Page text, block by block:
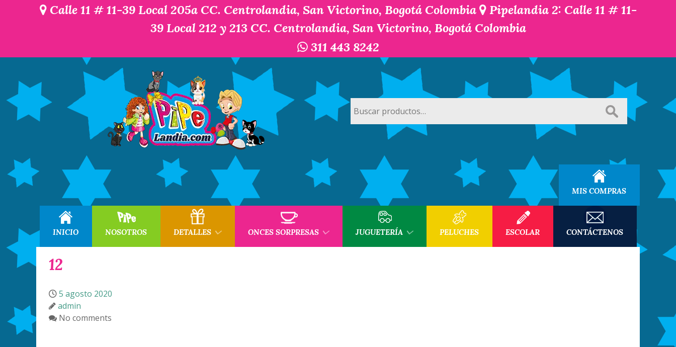
Calle 11 # 11-39 Local 205a CC. Centrolandia, San Victorino, Bogotá Colombia
Pipelandia 2: Calle 11 # 11-
39 Local 212 y 213 CC. Centrolandia, San Victorino, Bogotá Colombia
311 443 8242
por:
MIS COMPRAS
INICIO NOSOTROS DETALLES ONCES SORPRESAS JUGUETERÍA PELUCHES ESCOLAR CONTÁCTENOS
12
5 agosto 2020
admin
No comments